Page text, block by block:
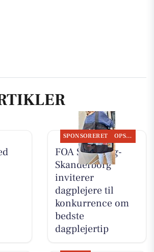
SPONSORERET OPSLAGSTAVLEN
FOA Silkeborg-
Skanderborg
inviterer
dagplejere til
konkurrence om
bedste
dagplejertip